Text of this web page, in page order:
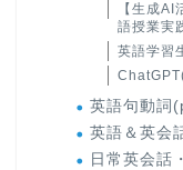
【生成
語授業実
英語学習
英語句動詞
英語＆英会
日常英会話